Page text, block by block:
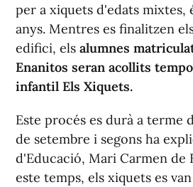
per a xiquets d'edats mixtes,
anys. Mentres es finalitzen
edifici, els alumnes
Enanitos seran acollits
infantil Els Xiquets.
Este procés es durà a terme
de setembre i segons ha
d'Educació, Mari Carmen de
este temps, els xiquets es